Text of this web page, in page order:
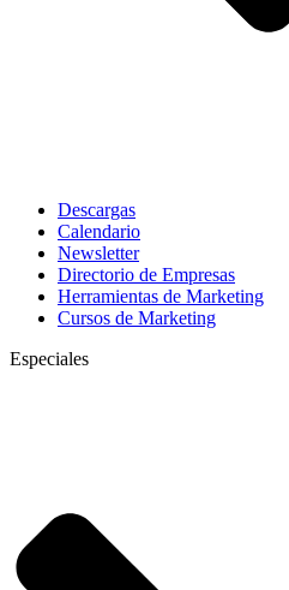
Descargas
Calendario
Newsletter
Directorio de Empresas
Herramientas de Marketing
Cursos de Marketing
Especiales